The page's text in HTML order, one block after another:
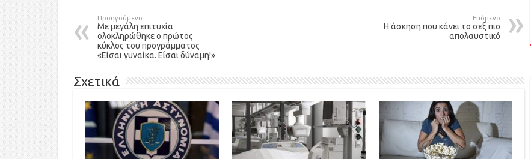
Προηγούμενο
Με μεγάλη επιτυχία
ολοκληρώθηκε ο πρώτος
κύκλος του προγράμματος
«Είσαι γυναίκα. Είσαι δύναμη!»
Επόμενο
Η άσκηση που κάνει το σεξ πιο
απολαυστικό
Σχετικά